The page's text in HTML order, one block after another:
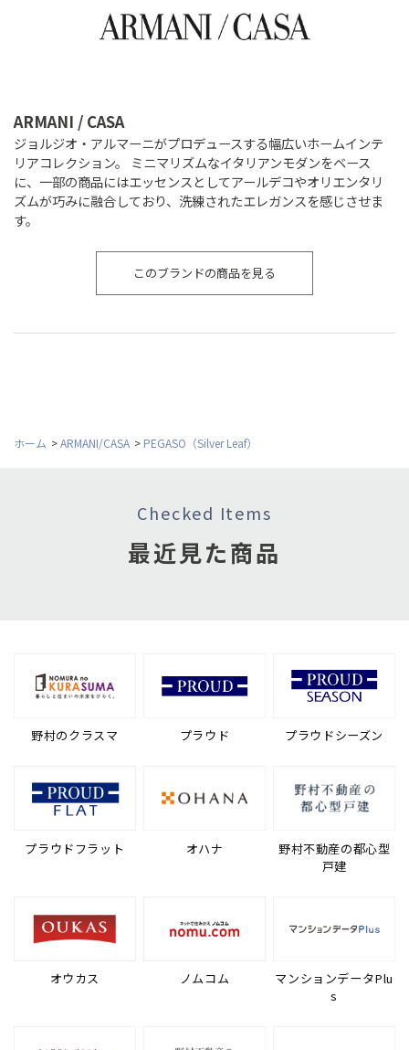
ARMANI / CASA
ジョルジオ・アルマーニがプロデュースする幅広いホームインテ
リアコレクション。 ミニマリズムなイタリアンモダンをベース
に、一部の商品にはエッセンスとしてアールデコやオリエンタリ
ズムが巧みに融合しており、洗練されたエレガンスを感じさせま
す。
このブランドの商品を見る
ホーム >ARMANI/CASA > PEGASO（Silver Leaf）
Checked Items
最近見た商品
野村のクラスマ プラウド プラウドシーズン
プラウドフラット オハナ
野村不動産の都心型
戸建
オウカス ノムコム
マンションデータPlu
s